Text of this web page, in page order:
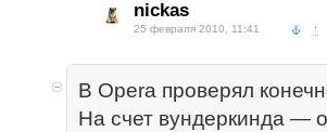
nickas
25 февраля 2010, 11:41 ↑
В Opera проверял
На счет вундеркинда —